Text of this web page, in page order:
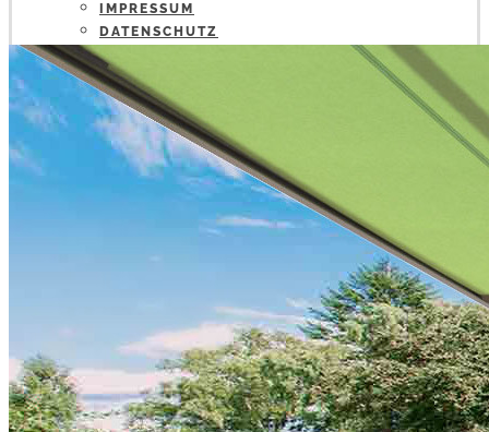
IMPRESSUM
DATENSCHUTZ
STELLENANZEIGEN
BLOG